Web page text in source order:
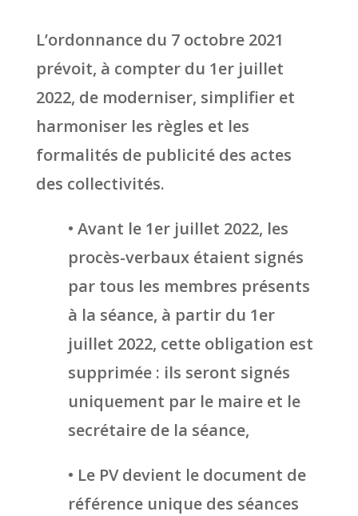
L’ordonnance du 7 octobre 2021
prévoit, à compter du 1er juillet
2022, de moderniser, simplifier et
harmoniser les règles et les
formalités de publicité des actes
des collectivités.
• Avant le 1er juillet 2022, les
procès-verbaux étaient signés
par tous les membres présents
à la séance, à partir du 1er
juillet 2022, cette obligation est
supprimée : ils seront signés
uniquement par le maire et le
secrétaire de la séance,
• Le PV devient le document de
référence unique des séances